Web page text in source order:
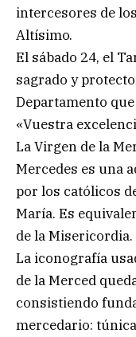
intercesores de
Altísimo.
El sábado 24, el
sagrado y
Departamento
«Vuestra
La Virgen de la
Mercedes es una
por los católicos
María. Es
de la Misericordia.
La iconografía
de la Merced
consistiendo
mercedario: